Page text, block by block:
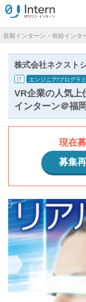
長期インターン・有給インタ
株式会社ネクスト
IT エンジニア/プログラ
VR企業の人気上
インターン＠福岡
現在
募集